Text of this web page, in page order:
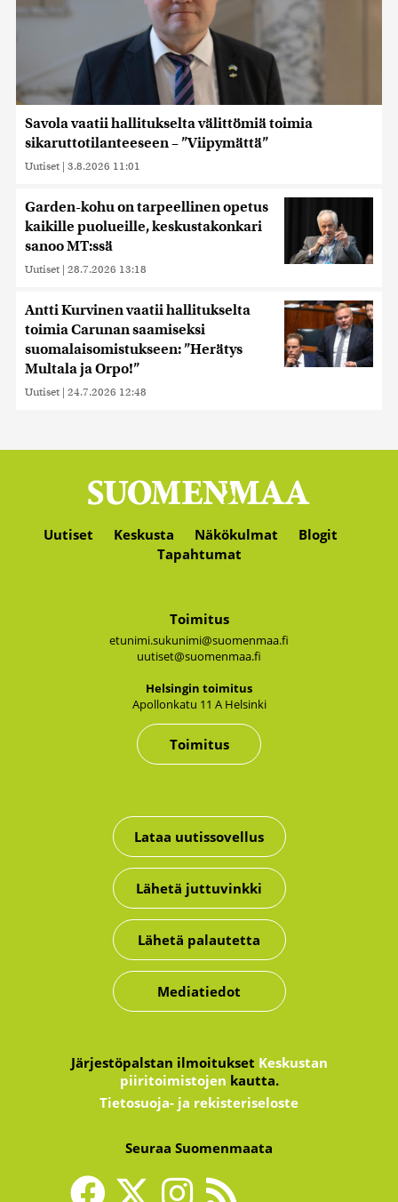
Savola vaatii hallitukselta välittömiä toimia
sikaruttotilanteeseen – ”Viipymättä”
Uutiset | 3.8.2026 11:01
Garden-kohu on tarpeellinen opetus
kaikille puolueille, keskustakonkari
sanoo MT:ssä
Uutiset | 28.7.2026 13:18
Antti Kurvinen vaatii hallitukselta
toimia Carunan saamiseksi
suomalaisomistukseen: ”Herätys
Multala ja Orpo!”
Uutiset | 24.7.2026 12:48
Uutiset Keskusta Näkökulmat
Blogit
Tapahtumat
Toimitus
etunimi.sukunimi@suomenmaa.fi
uutiset@suomenmaa.fi
Hel­sin­gin toi­mi­tus
Apol­lon­ka­tu 11 A Hel­sin­ki
Toimitus
Lataa uutissovellus
Lähetä juttuvinkki
Lähetä palautetta
Mediatiedot
Järjestöpalstan ilmoitukset Keskustan
piiritoimistojen kautta.
Tietosuoja- ja rekisteriseloste
Seuraa Suomenmaata